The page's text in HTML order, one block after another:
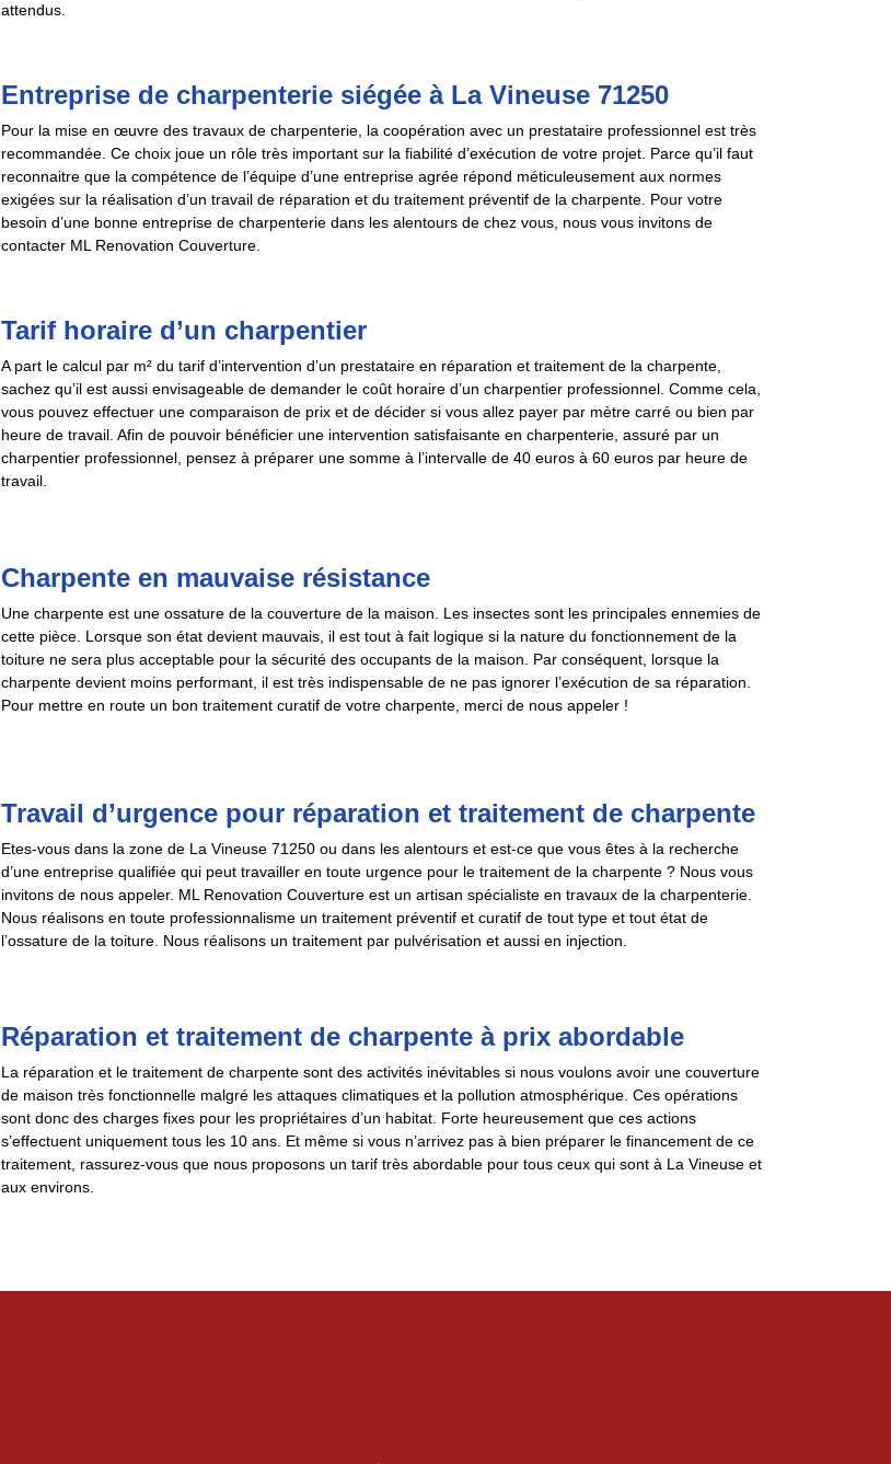
attendus.
Entreprise de charpenterie siégée à La Vineuse 71250
Pour la mise en œuvre des travaux de charpenterie, la coopération avec un prestataire professionnel est très
recommandée. Ce choix joue un rôle très important sur la fiabilité d’exécution de votre projet. Parce qu’il faut
reconnaitre que la compétence de l’équipe d’une entreprise agrée répond méticuleusement aux normes
exigées sur la réalisation d’un travail de réparation et du traitement préventif de la charpente. Pour votre
besoin d’une bonne entreprise de charpenterie dans les alentours de chez vous, nous vous invitons de
contacter ML Renovation Couverture.
Tarif horaire d’un charpentier
A part le calcul par m² du tarif d’intervention d’un prestataire en réparation et traitement de la charpente,
sachez qu’il est aussi envisageable de demander le coût horaire d’un charpentier professionnel. Comme cela,
vous pouvez effectuer une comparaison de prix et de décider si vous allez payer par mètre carré ou bien par
heure de travail. Afin de pouvoir bénéficier une intervention satisfaisante en charpenterie, assuré par un
charpentier professionnel, pensez à préparer une somme à l’intervalle de 40 euros à 60 euros par heure de
travail.
Charpente en mauvaise résistance
Une charpente est une ossature de la couverture de la maison. Les insectes sont les principales ennemies de
cette pièce. Lorsque son état devient mauvais, il est tout à fait logique si la nature du fonctionnement de la
toiture ne sera plus acceptable pour la sécurité des occupants de la maison. Par conséquent, lorsque la
charpente devient moins performant, il est très indispensable de ne pas ignorer l’exécution de sa réparation.
Pour mettre en route un bon traitement curatif de votre charpente, merci de nous appeler !
Travail d’urgence pour réparation et traitement de charpente
Etes-vous dans la zone de La Vineuse 71250 ou dans les alentours et est-ce que vous êtes à la recherche
d’une entreprise qualifiée qui peut travailler en toute urgence pour le traitement de la charpente ? Nous vous
invitons de nous appeler. ML Renovation Couverture est un artisan spécialiste en travaux de la charpenterie.
Nous réalisons en toute professionnalisme un traitement préventif et curatif de tout type et tout état de
l’ossature de la toiture. Nous réalisons un traitement par pulvérisation et aussi en injection.
Réparation et traitement de charpente à prix abordable
La réparation et le traitement de charpente sont des activités inévitables si nous voulons avoir une couverture
de maison très fonctionnelle malgré les attaques climatiques et la pollution atmosphérique. Ces opérations
sont donc des charges fixes pour les propriétaires d’un habitat. Forte heureusement que ces actions
s’effectuent uniquement tous les 10 ans. Et même si vous n’arrivez pas à bien préparer le financement de ce
traitement, rassurez-vous que nous proposons un tarif très abordable pour tous ceux qui sont à La Vineuse et
aux environs.